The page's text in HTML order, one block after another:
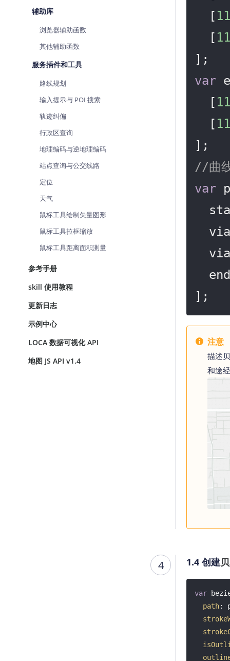
辅助库
浏览器辅助函数
其他辅助函数
服务插件和工具
路线规划
输入提示与 POI 搜索
轨迹纠偏
行政区查询
地理编码与逆地理编码
站点查询与公交线路
定位
天气
鼠标工具绘制矢量图形
鼠标工具拉框缩放
鼠标工具距离面积测量
参考手册
skill 使用教程
更新日志
示例中心
LOCA 数据可视化 API
地图 JS API v1.4
  [
  [
var
  [
  [
//曲
var
];
注意
描述
和途
4 1.4 创建
var
path: